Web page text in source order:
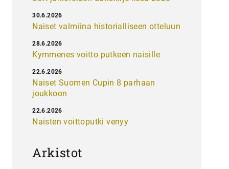
Naiset valmiina historialliseen otteluun
30.6.2026
Kymmenes voitto putkeen naisille
28.6.2026
Naiset Suomen Cupin 8 parhaan
joukkoon
22.6.2026
Naisten voittoputki venyy
22.6.2026
Arkistot